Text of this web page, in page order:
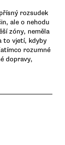
rozsudek
ale o nehodu
zóny, neměla
to vjetí, kdyby
rozumné
dopravy,